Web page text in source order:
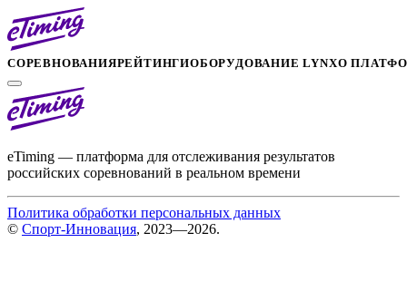
СОРЕВНОВАНИЯРЕЙТИНГИОБОРУДОВАНИЕ LYNXО
eTiming — платформа для отслеживания результатов
российских соревнований в реальном времени
Политика обработки персональных данных
© Спорт-Инновация, 2023—2026.